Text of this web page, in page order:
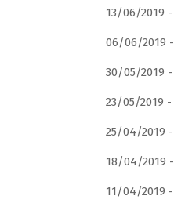
13/06/2019 -
06/06/2019 -
30/05/2019 -
23/05/2019 -
25/04/2019 -
18/04/2019 -
11/04/2019 -